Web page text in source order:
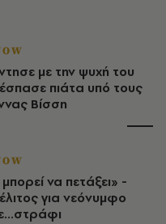
με την ψυχή του
πιάτα υπό τους
Βίσση
να πετάξει» -
για νεόνυμφο